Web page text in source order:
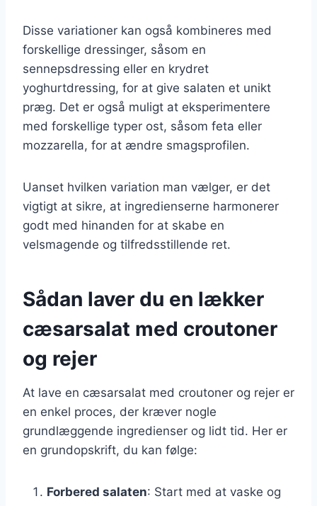
Disse variationer kan også kombineres med
forskellige dressinger, såsom en
sennepsdressing eller en krydret
yoghurtdressing, for at give salaten et unikt
præg. Det er også muligt at eksperimentere
med forskellige typer ost, såsom feta eller
mozzarella, for at ændre smagsprofilen.
Uanset hvilken variation man vælger, er det
vigtigt at sikre, at ingredienserne harmonerer
godt med hinanden for at skabe en
velsmagende og tilfredsstillende ret.
Sådan laver du en lækker
cæsarsalat med croutoner
og rejer
At lave en cæsarsalat med croutoner og rejer er
en enkel proces, der kræver nogle
grundlæggende ingredienser og lidt tid. Her er
en grundopskrift, du kan følge:
Forbered salaten: Start med at vaske og